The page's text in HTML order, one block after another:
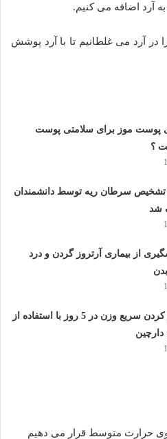
آرد اضافه می کنیم.
در آرد می غلطانیم تا با آرد پوشش
پوست موز برای سلامتی پوست
؟
سرطان ریه توسط دانشمندان
شد
از بیماری آرتروز گردن و درد
آموزش کم کردن سریع وزن در 5 روز با استفاده از
دارچین
حرارت متوسط قرار می دهیم